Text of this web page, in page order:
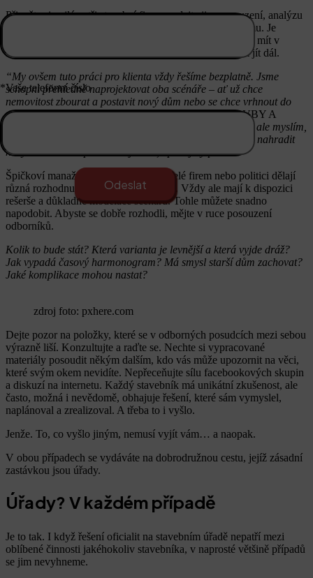
*Vaše telefonní číslo
Přizvěte si nejlépe tři stavební firmy, zadejte jim posouzení, analýzu
rizik a vypracování časového a finančního harmonogramu. Je
možné, že budete muset zaplatit. Zároveň pak ale budete mít v
rukou cenný kompas, který jasně ukáže, jakým směrem jít dál.
“My ovšem tuto práci pro klienta vždy řešíme bezplatně. Jsme
schopni přehledně naprojektovat oba scénáře – ať už chce
nemovitost zbourat a postavit nový dům nebo se chce vrhnout do
rekonstrukce,”říká jednatel společnosti DEPRO-STAVBY A
Obecně si ale myslím,
a vyplývá to z našich zkušeností, že rekonstrukce nemůže nahradit
nový dům. Je to úplně něco jiného, úplně jiný pocit.”
Špičkoví manažeři, byznysmeni, majitelé firem nebo politici dělají
různá rozhodnutí. Složitá i jednoduchá. Vždy ale mají k dispozici
rešerše a důkladné modelace scénářů. Tohle můžete snadno
napodobit. Abyste se dobře rozhodli, mějte v ruce posouzení
odborníků.
Kolik to bude stát? Která varianta je levnější a která vyjde dráž?
Jak vypadá časový harmonogram? Má smysl starší dům zachovat?
Jaké komplikace mohou nastat?
zdroj foto: pxhere.com
Dejte pozor na položky, které se v odborných posudcích mezi sebou
výrazně liší. Konzultujte a raďte se. Nechte si vypracované
materiály posoudit někým dalším, kdo vás může upozornit na věci,
které svým okem nevidíte. Nepřeceňujte sílu facebookových skupin
a diskuzí na internetu. Každý stavebník má unikátní zkušenost, ale
často, možná i nevědomě, obhajuje řešení, které sám vymyslel,
naplánoval a zrealizoval. A třeba to i vyšlo.
Jenže. To, co vyšlo jiným, nemusí vyjít vám… a naopak.
V obou případech se vydáváte na dobrodružnou cestu, jejíž zásadní
zastávkou jsou úřady.
Úřady? V každém případě
Je to tak. I když řešení oficialit na stavebním úřadě nepatří mezi
oblíbené činnosti jakéhokoliv stavebníka, v naprosté většině případů
se jim nevyhneme.